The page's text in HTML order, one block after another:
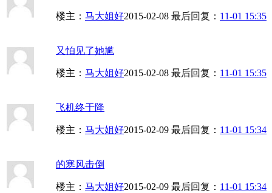
楼主： 马大姐好2015-02-08 最后回复： 11-01 15:35
又怕见了她尴
楼主： 马大姐好2015-02-08 最后回复： 11-01 15:35
飞机终于降
楼主： 马大姐好2015-02-09 最后回复： 11-01 15:34
的寒风击倒
楼主： 马大姐好2015-02-09 最后回复： 11-01 15:34